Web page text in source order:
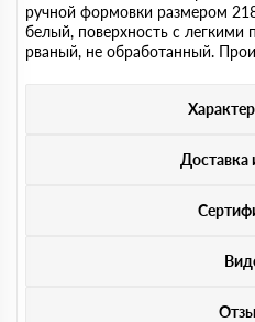
ручной формовки размером
белый, поверхность с легкими
рваный, не обработанный.
Доставка